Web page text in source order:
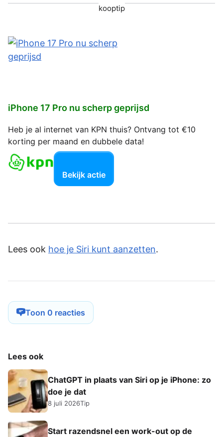
kooptip
iPhone 17 Pro nu scherp geprijsd
Heb je al internet van KPN thuis? Ontvang tot €10
korting per maand en dubbele data!
Bekijk actie
Lees ook hoe je Siri kunt aanzetten.
Toon 0 reacties
Lees ook
ChatGPT in plaats van Siri op je iPhone: zo
doe je dat
8 juli 2026Tip
Start razendsnel een work-out op de